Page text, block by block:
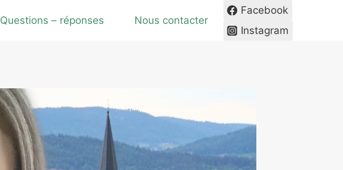
Questions – réponses Nous contacter
Facebook
Instagram